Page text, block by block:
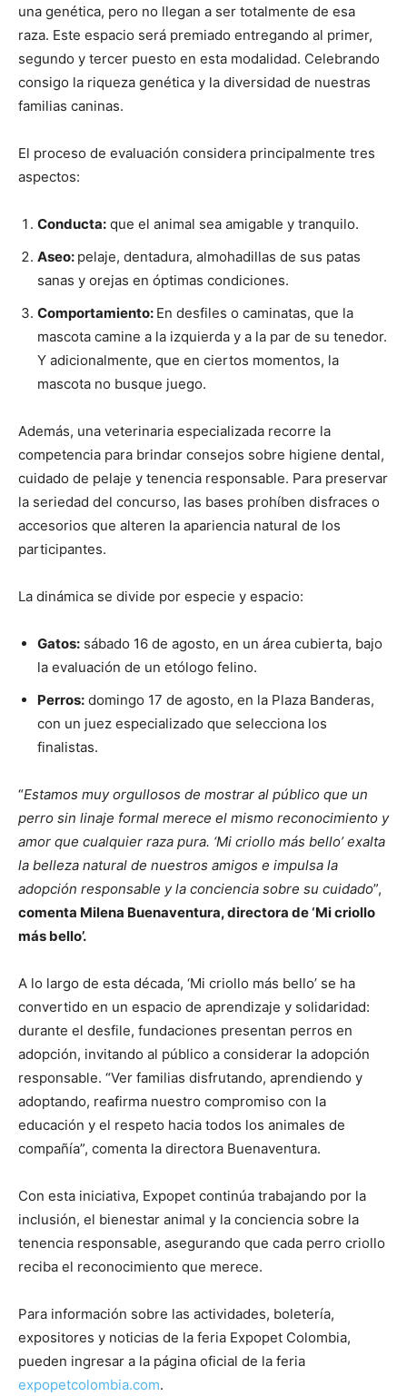
una genética, pero no llegan a ser totalmente de esa
raza. Este espacio será premiado entregando al primer,
segundo y tercer puesto en esta modalidad. Celebrando
consigo la riqueza genética y la diversidad de nuestras
familias caninas.
El proceso de evaluación considera principalmente tres
aspectos:
Conducta: que el animal sea amigable y tranquilo.
Aseo: pelaje, dentadura, almohadillas de sus patas
sanas y orejas en óptimas condiciones.
Comportamiento: En desfiles o caminatas, que la
mascota camine a la izquierda y a la par de su tenedor.
Y adicionalmente, que en ciertos momentos, la
mascota no busque juego.
Además, una veterinaria especializada recorre la
competencia para brindar consejos sobre higiene dental,
cuidado de pelaje y tenencia responsable. Para preservar
la seriedad del concurso, las bases prohíben disfraces o
accesorios que alteren la apariencia natural de los
participantes.
La dinámica se divide por especie y espacio:
Gatos: sábado 16 de agosto, en un área cubierta, bajo
la evaluación de un etólogo felino.
Perros: domingo 17 de agosto, en la Plaza Banderas,
con un juez especializado que selecciona los
finalistas.
“Estamos muy orgullosos de mostrar al público que un
perro sin linaje formal merece el mismo reconocimiento y
amor que cualquier raza pura. ‘Mi criollo más bello’ exalta
la belleza natural de nuestros amigos e impulsa la
adopción responsable y la conciencia sobre su cuidado”,
comenta Milena Buenaventura, directora de ‘Mi criollo
más bello’.
A lo largo de esta década, ‘Mi criollo más bello’ se ha
convertido en un espacio de aprendizaje y solidaridad:
durante el desfile, fundaciones presentan perros en
adopción, invitando al público a considerar la adopción
responsable. “Ver familias disfrutando, aprendiendo y
adoptando, reafirma nuestro compromiso con la
educación y el respeto hacia todos los animales de
compañía”, comenta la directora Buenaventura.
Con esta iniciativa, Expopet continúa trabajando por la
inclusión, el bienestar animal y la conciencia sobre la
tenencia responsable, asegurando que cada perro criollo
reciba el reconocimiento que merece.
Para información sobre las actividades, boletería,
expositores y noticias de la feria Expopet Colombia,
pueden ingresar a la página oficial de la feria
expopetcolombia.com.